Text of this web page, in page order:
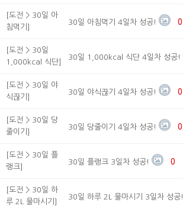
[도전 > 30일 아
침먹기]
30일 아침먹기 4일차 성공! 0
[도전 > 30일
1,000kcal 식단]
30일 1,000kcal 식단 4일차 성공!
[도전 > 30일 야
식끊기]
30일 야식끊기 4일차 성공! 0
[도전 > 30일 당
줄이기]
30일 당줄이기 4일차 성공! 0
[도전 > 30일 플
랭크]
30일 플랭크 3일차 성공! 0
[도전 > 30일 하
루 2L 물마시기]
30일 하루 2L 물마시기 3일차 성공!